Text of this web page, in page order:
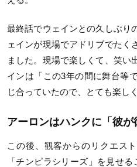
最終話でウェインとの久しぶり
ェインが現場でアドリブでたく
ました。現場で楽しくて、笑い
インは「この3年の間に舞台等
じ合っていたので、とても楽し
アーロンはハンクに「彼が
この後、観客からのリクエス
「チンピラシリーズ」を見せ